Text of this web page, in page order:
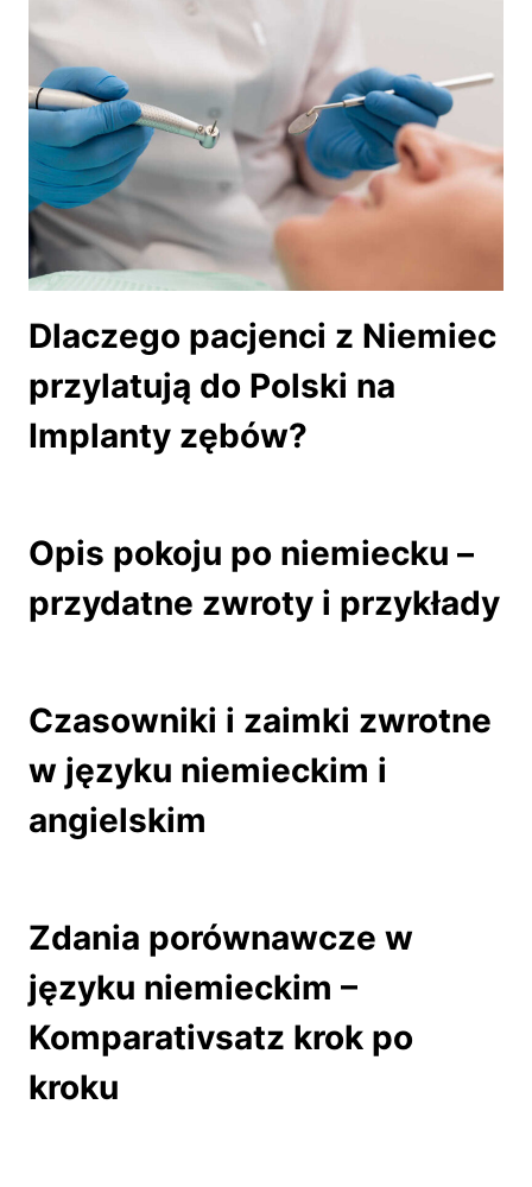
Dlaczego pacjenci z Niemiec
przylatują do Polski na
Implanty zębów?
Opis pokoju po niemiecku –
przydatne zwroty i przykłady
Czasowniki i zaimki zwrotne
w języku niemieckim i
angielskim
Zdania porównawcze w
języku niemieckim –
Komparativsatz krok po
kroku